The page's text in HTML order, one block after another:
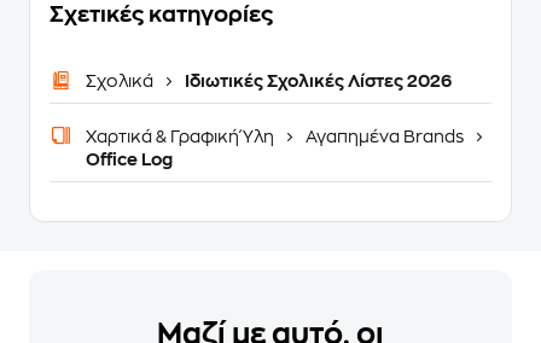
Σχετικές κατηγορίες
Σχολικά Ιδιωτικές Σχολικές Λίστες 2026
Χαρτικά & Γραφική Ύλη
Αγαπημένα Brands
Office Log
Μαζί με αυτό, οι